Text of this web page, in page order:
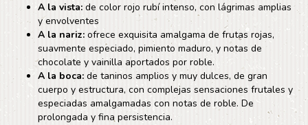
A la vista: de color rojo rubí intenso, con lágrimas amplias
y envolventes
A la nariz: ofrece exquisita amalgama de frutas rojas,
suavmente especiado, pimiento maduro, y notas de
chocolate y vainilla aportados por roble.
A la boca: de taninos amplios y muy dulces, de gran
cuerpo y estructura, con complejas sensaciones frutales y
especiadas amalgamadas con notas de roble. De
prolongada y fina persistencia.